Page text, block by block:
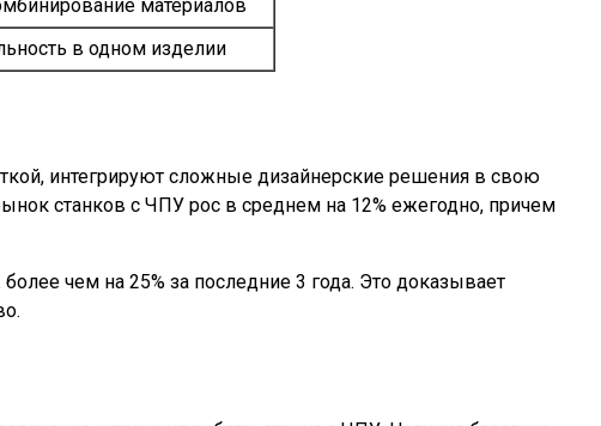
материалов
в одном изделии
интегрируют сложные дизайнерские решения в свою
станков с ЧПУ рос в среднем на 12% ежегодно, причем
чем на 25% за последние 3 года. Это доказывает